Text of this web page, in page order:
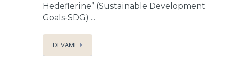
Hedeflerine” (Sustainable Development
Goals-SDG) ...
DEVAMI